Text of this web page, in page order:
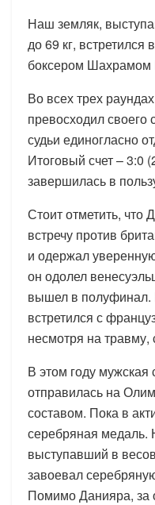
Наш земляк,
до 69 кг, встретился
боксером Шахрамом
Во всех трех
превосходил своего
судьи единогласно
Итоговый счет – 3:0
завершилась в
Стоит отметить,
встречу против
и одержал
он одолел
вышел в полуфинал.
встретился с
несмотря на травму,
В этом году
отправилась на
составом. Пока в
серебряная медаль.
выступавший в
завоевал
Помимо Данияра, за